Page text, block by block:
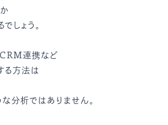
しょう。
連携など
る方法は
分析ではありません。